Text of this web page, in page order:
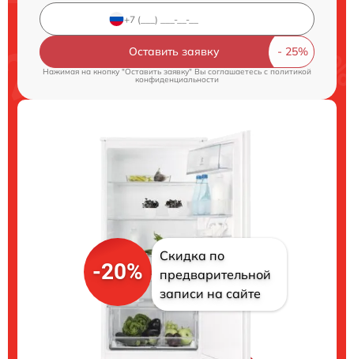
Оставить заявку
Нажимая на кнопку "Оставить заявку" Вы соглашаетесь c политикой
конфиденциальности
-20%
Скидка по
предварительной
записи на сайте